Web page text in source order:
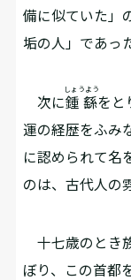
備に似ていた」
垢の人」であっ
次に鍾繇
しょうよう
をと
運の経歴をふみ
に認められて名
のは、古代人の
十七歳のとき
ぼり、この首都